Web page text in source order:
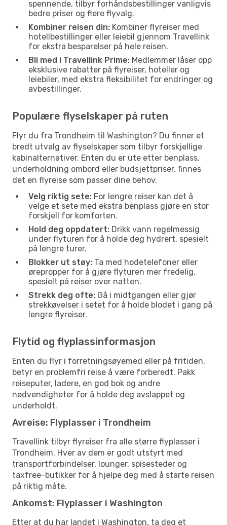
spennende, tilbyr forhåndsbestillinger vanligvis
bedre priser og flere flyvalg.
Kombiner reisen din: Kombiner flyreiser med
hotellbestillinger eller leiebil gjennom Travellink
for ekstra besparelser på hele reisen.
Bli med i Travellink Prime: Medlemmer låser opp
eksklusive rabatter på flyreiser, hoteller og
leiebiler, med ekstra fleksibilitet for endringer og
avbestillinger.
Populære flyselskaper på ruten
Flyr du fra Trondheim til Washington? Du finner et
bredt utvalg av flyselskaper som tilbyr forskjellige
kabinalternativer. Enten du er ute etter benplass,
underholdning ombord eller budsjettpriser, finnes
det en flyreise som passer dine behov.
Velg riktig sete: For lengre reiser kan det å
velge et sete med ekstra benplass gjøre en stor
forskjell for komforten.
Hold deg oppdatert: Drikk vann regelmessig
under flyturen for å holde deg hydrert, spesielt
på lengre turer.
Blokker ut støy: Ta med hodetelefoner eller
ørepropper for å gjøre flyturen mer fredelig,
spesielt på reiser over natten.
Strekk deg ofte: Gå i midtgangen eller gjør
strekkøvelser i setet for å holde blodet i gang på
lengre flyreiser.
Flytid og flyplassinformasjon
Enten du flyr i forretningsøyemed eller på fritiden,
betyr en problemfri reise å være forberedt. Pakk
reiseputer, ladere, en god bok og andre
nødvendigheter for å holde deg avslappet og
underholdt.
Avreise: Flyplasser i Trondheim
Travellink tilbyr flyreiser fra alle større flyplasser i
Trondheim. Hver av dem er godt utstyrt med
transportforbindelser, lounger, spisesteder og
taxfree-butikker for å hjelpe deg med å starte reisen
på riktig måte.
Ankomst: Flyplasser i Washington
Etter at du har landet i Washington, ta deg et